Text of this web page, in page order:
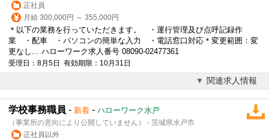
正社員
月給 300,000円 ～ 355,000円
＊以下の業務を行っていただきます。 ・運行管理及び点呼記録作
業 ・配車 ・パソコンの簡単な入力 ・電話窓口対応＊変更範囲：変
更なし... ハローワーク求人番号 08090-02477361
受理日：8月5日 有効期限：10月31日
関連求人情報
学校事務職員 - 新着 - ハローワーク水戸
（事業所の意向により公開していません） - 茨城県水戸市
正社員以外